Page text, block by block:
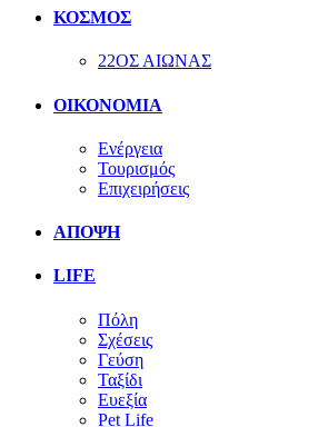
ΚΟΣΜΟΣ
22ΟΣ ΑΙΩΝΑΣ
ΟΙΚΟΝΟΜΙΑ
Ενέργεια
Τουρισμός
Επιχειρήσεις
ΑΠΟΨΗ
LIFE
Πόλη
Σχέσεις
Γεύση
Ταξίδι
Ευεξία
Pet Life